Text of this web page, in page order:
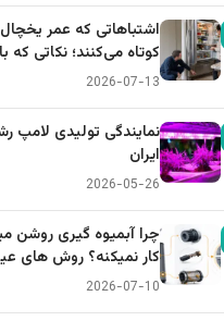
اشتباهاتی که عمر یخچال ویرپول را
کوتاه می‌کنند؛ نکاتی که باید بدانید
2026-07-13
نمایندگی تولیدی لامپ رشد گیاه در
ایران
2026-05-26
چرا آبمیوه گیری روشن میشه ولی
کار نمیکنه؟ روش های عیب یابی
2026-07-10